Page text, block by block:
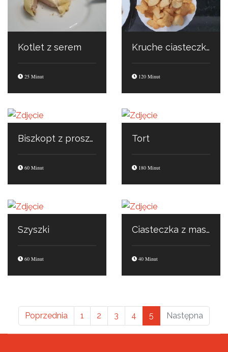
Kotlet z serem
25 Minut
Kruche ciasteczka
120 Minut
Biszkopt z proszkiem do pieczenia
60 Minut
Tort
180 Minut
Szyszki
60 Minut
Ciasteczka z masłem orzechowym
40 Minut
Poprzednia 1 2 3 4 5 Następna